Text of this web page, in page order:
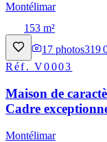
Montélimar
153 m²
17 photos319
Réf.V0003
Maison de
Cadre
Montélimar